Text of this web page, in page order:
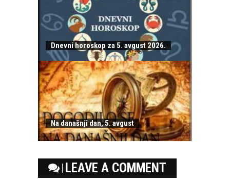
Dnevni horoskop za 5. avgust 2026.
Na današnji dan, 5. avgust
LEAVE A COMMENT